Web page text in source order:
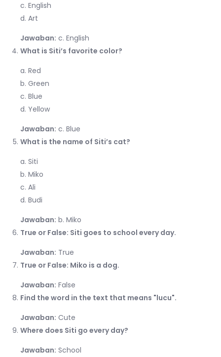
c. English
d. Art
Jawaban: c. English
What is Siti’s favorite color?
a. Red
b. Green
c. Blue
d. Yellow
Jawaban: c. Blue
What is the name of Siti’s cat?
a. Siti
b. Miko
c. Ali
d. Budi
Jawaban: b. Miko
True or False: Siti goes to school every day.
Jawaban: True
True or False: Miko is a dog.
Jawaban: False
Find the word in the text that means "lucu".
Jawaban: Cute
Where does Siti go every day?
Jawaban: School